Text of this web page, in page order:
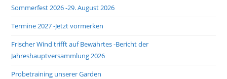
Sommerfest 2026 -29. August 2026
Termine 2027 -Jetzt vormerken
Frischer Wind trifft auf Bewährtes -Bericht der
Jahreshauptversammlung 2026
Probetraining unserer Garden